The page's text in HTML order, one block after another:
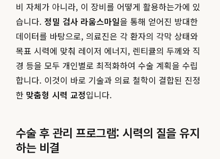
비 자체가 아니라, 이 장비를 어떻게 활용하는가에 있
습니다. 정밀 검사 라움스마일을 통해 얻어진 방대한
데이터를 바탕으로, 의료진은 각 환자의 각막 상태와
목표 시력에 맞춰 레이저 에너지, 렌티큘의 두께와 직
경 등을 모두 개인별로 최적화하여 수술 계획을 수립
합니다. 이것이 바로 기술과 의료 철학이 결합된 진정
한 맞춤형 시력 교정입니다.
수술 후 관리 프로그램: 시력의 질을 유지
하는 비결